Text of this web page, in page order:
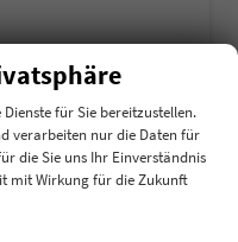
Automatik
168 kW (228 PS)
Details
Dienste für Sie bereitzustellen.
verarbeiten nur die Daten für
die Sie uns Ihr Einverständnis
mit Wirkung für die Zukunft